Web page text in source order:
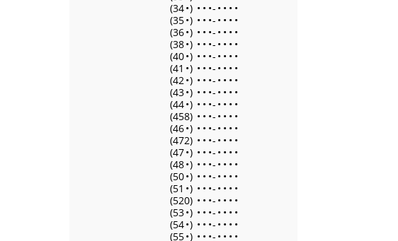
(34•) • • •- • • • •
(35•) • • •- • • • •
(36•) • • •- • • • •
(38•) • • •- • • • •
(40•) • • •- • • • •
(41 •) • • •- • • • •
(42•) • • •- • • • •
(43•) • • •- • • • •
(44•) • • •- • • • •
(458) • • •- • • • •
(46•) • • •- • • • •
(472) • • •- • • • •
(47•) • • •- • • • •
(48•) • • •- • • • •
(50•) • • •- • • • •
(51 •) • • •- • • • •
(520) • • •- • • • •
(53•) • • •- • • • •
(54•) • • •- • • • •
(55•) • • •- • • • •